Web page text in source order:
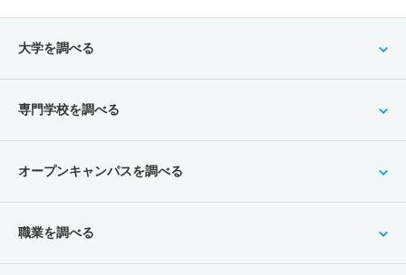
大学を調べる
専門学校を調べる
オープンキャンパスを調べる
職業を調べる